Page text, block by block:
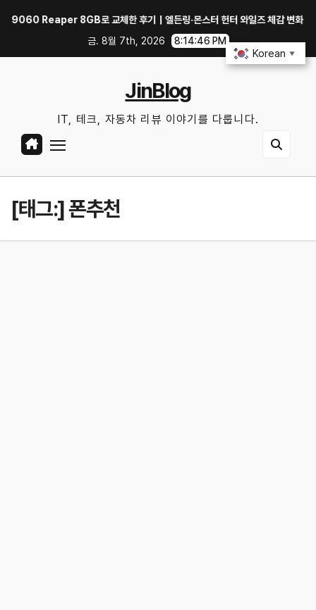
8GB로 교체한 후기｜엘든링·몬스터 헌터 와일즈 체감 변화
금. 8월 7th, 2026
8:14:46 PM
JinBlog
IT, 테크, 자동차 리뷰 이야기를 다룹니다.
[태그:]폰추천
Korean ▼